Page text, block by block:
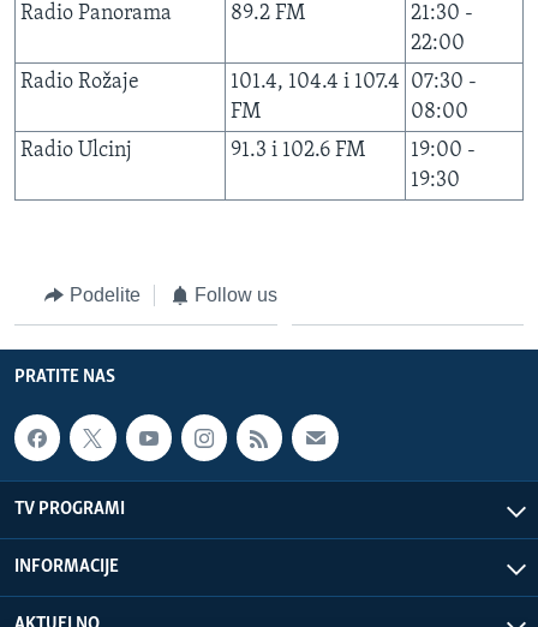
Radio Panorama
89.2 FM
21:30 -
22:00
Radio Rožaje
101.4, 104.4 i 107.4
FM
07:30 -
08:00
Radio Ulcinj
91.3 i 102.6 FM
19:00 -
19:30
Podelite Follow us
PRATITE NAS
TV PROGRAMI
INFORMACIJE